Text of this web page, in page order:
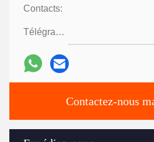
Contacts:
Télégramme:
Contactez-nous